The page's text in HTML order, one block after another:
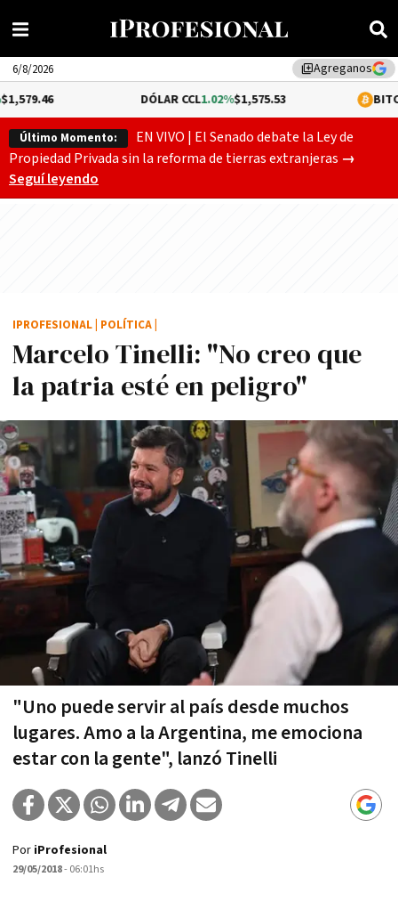
library_addAgreganos
6/8/2026
1.02%$1,575.53 -0.08%
Último Momento:
EN VIVO | El Senado debate la Ley de
Propiedad Privada sin la reforma de tierras extranjeras →
Seguí leyendo
Marcelo Tinelli: "No creo que
la patria esté en peligro"
"Uno puede servir al país desde muchos
lugares. Amo a la Argentina, me emociona
estar con la gente", lanzó Tinelli
IPROFESIONAL POLÍTICA
Por iProfesional
29/05/2018- 06:01hs